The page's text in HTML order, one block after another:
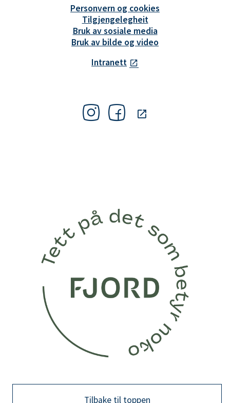
Personvern og cookies
Tilgjengelegheit
Bruk av sosiale media
Bruk av bilde og video
Intranett
Tilbake til toppen